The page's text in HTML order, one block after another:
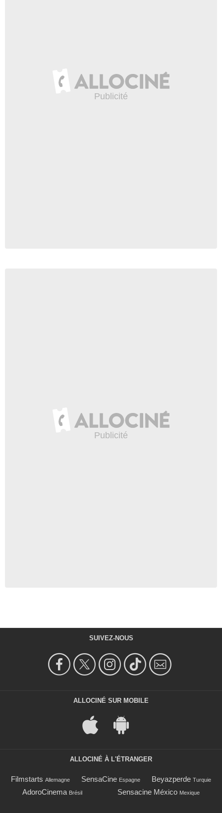
SUIVEZ-NOUS
ALLOCINÉ SUR MOBILE
ALLOCINÉ À L'ÉTRANGER
Filmstarts Allemagne SensaCine Espagne Beyazperde Turquie
AdoroCinema Brésil Sensacine México Mexique